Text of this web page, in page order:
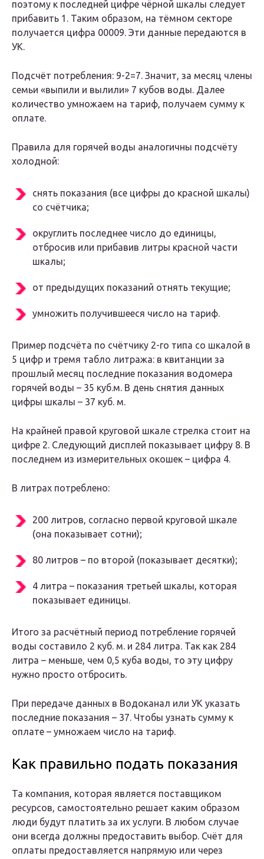
поэтому к последней цифре чёрной шкалы следует
прибавить 1. Таким образом, на тёмном секторе
получается цифра 00009. Эти данные передаются в
УК.
Подсчёт потребления: 9-2=7. Значит, за месяц члены
семьи «выпили и вылили» 7 кубов воды. Далее
количество умножаем на тариф, получаем сумму к
оплате.
Правила для горячей воды аналогичны подсчёту
холодной:
снять показания (все цифры до красной шкалы)
со счётчика;
округлить последнее число до единицы,
отбросив или прибавив литры красной части
шкалы;
от предыдущих показаний отнять текущие;
умножить получившееся число на тариф.
Пример подсчёта по счётчику 2-го типа со шкалой в
5 цифр и тремя табло литража: в квитанции за
прошлый месяц последние показания водомера
горячей воды – 35 куб.м. В день снятия данных
цифры шкалы – 37 куб. м.
На крайней правой круговой шкале стрелка стоит на
цифре 2. Следующий дисплей показывает цифру 8. В
последнем из измерительных окошек – цифра 4.
В литрах потреблено:
200 литров, согласно первой круговой шкале
(она показывает сотни);
80 литров – по второй (показывает десятки);
4 литра – показания третьей шкалы, которая
показывает единицы.
Итого за расчётный период потребление горячей
воды составило 2 куб. м. и 284 литра. Так как 284
литра – меньше, чем 0,5 куба воды, то эту цифру
нужно просто отбросить.
При передаче данных в Водоканал или УК указать
последние показания – 37. Чтобы узнать сумму к
оплате – умножаем число на тариф.
Как правильно подать показания
Та компания, которая является поставщиком
ресурсов, самостоятельно решает каким образом
люди будут платить за их услуги. В любом случае
они всегда должны предоставить выбор. Счёт для
оплаты предоставляется напрямую или через